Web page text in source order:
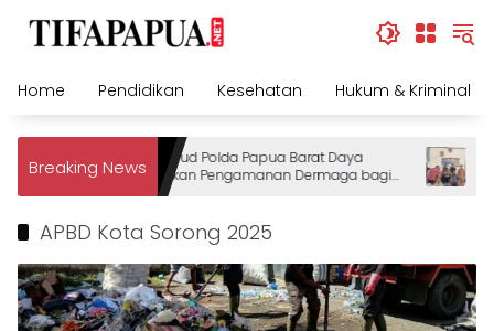
Home
Pendidikan Kesehatan Hukum & Kriminal
Breaking NewsDitpolairud Polda Papua Barat Daya
Tingkatkan Pengamanan Dermaga bagi
Wisatawan
APBD Kota Sorong 2025